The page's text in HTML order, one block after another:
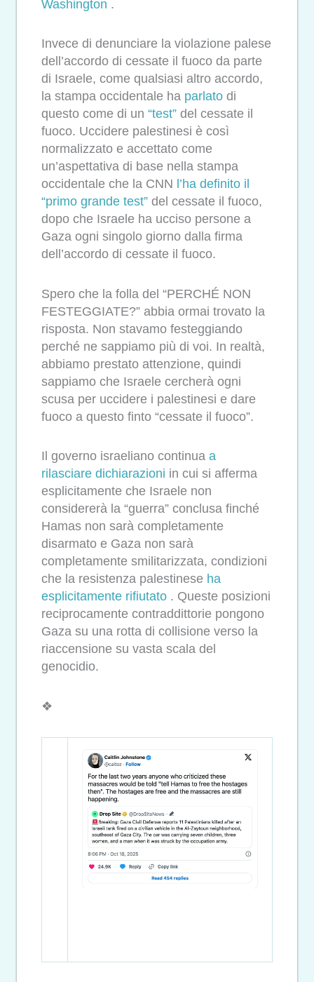
Washington .
Invece di denunciare la violazione palese
dell’accordo di cessate il fuoco da parte
di Israele, come qualsiasi altro accordo,
la stampa occidentale ha parlato di
questo come di un “test” del cessate il
fuoco. Uccidere palestinesi è così
normalizzato e accettato come
un’aspettativa di base nella stampa
occidentale che la CNN l’ha definito il
“primo grande test” del cessate il fuoco,
dopo che Israele ha ucciso persone a
Gaza ogni singolo giorno dalla firma
dell’accordo di cessate il fuoco.
Spero che la folla del “PERCHÉ NON
FESTEGGIATE?” abbia ormai trovato la
risposta. Non stavamo festeggiando
perché ne sappiamo più di voi. In realtà,
abbiamo prestato attenzione, quindi
sappiamo che Israele cercherà ogni
scusa per uccidere i palestinesi e dare
fuoco a questo finto “cessate il fuoco”.
Il governo israeliano continua a
rilasciare dichiarazioni in cui si afferma
esplicitamente che Israele non
considererà la “guerra” conclusa finché
Hamas non sarà completamente
disarmato e Gaza non sarà
completamente smilitarizzata, condizioni
che la resistenza palestinese ha
esplicitamente rifiutato . Queste posizioni
reciprocamente contraddittorie pongono
Gaza su una rotta di collisione verso la
riaccensione su vasta scala del
genocidio.
❖